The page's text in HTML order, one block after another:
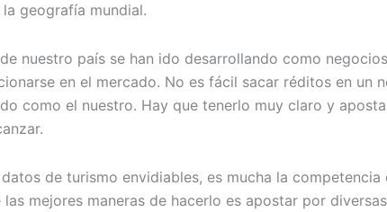
geografía mundial.
nuestro país se han ido desarrollando como
en el mercado. No es fácil sacar réditos en
como el nuestro. Hay que tenerlo muy claro y
de turismo envidiables, es mucha la
mejores maneras de hacerlo es apostar por